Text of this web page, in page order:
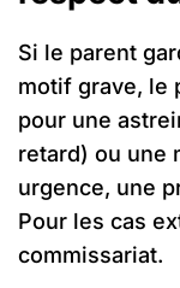
Si le parent
motif grave, le
pour une
retard) ou une
urgence, une
Pour les cas
commissariat.